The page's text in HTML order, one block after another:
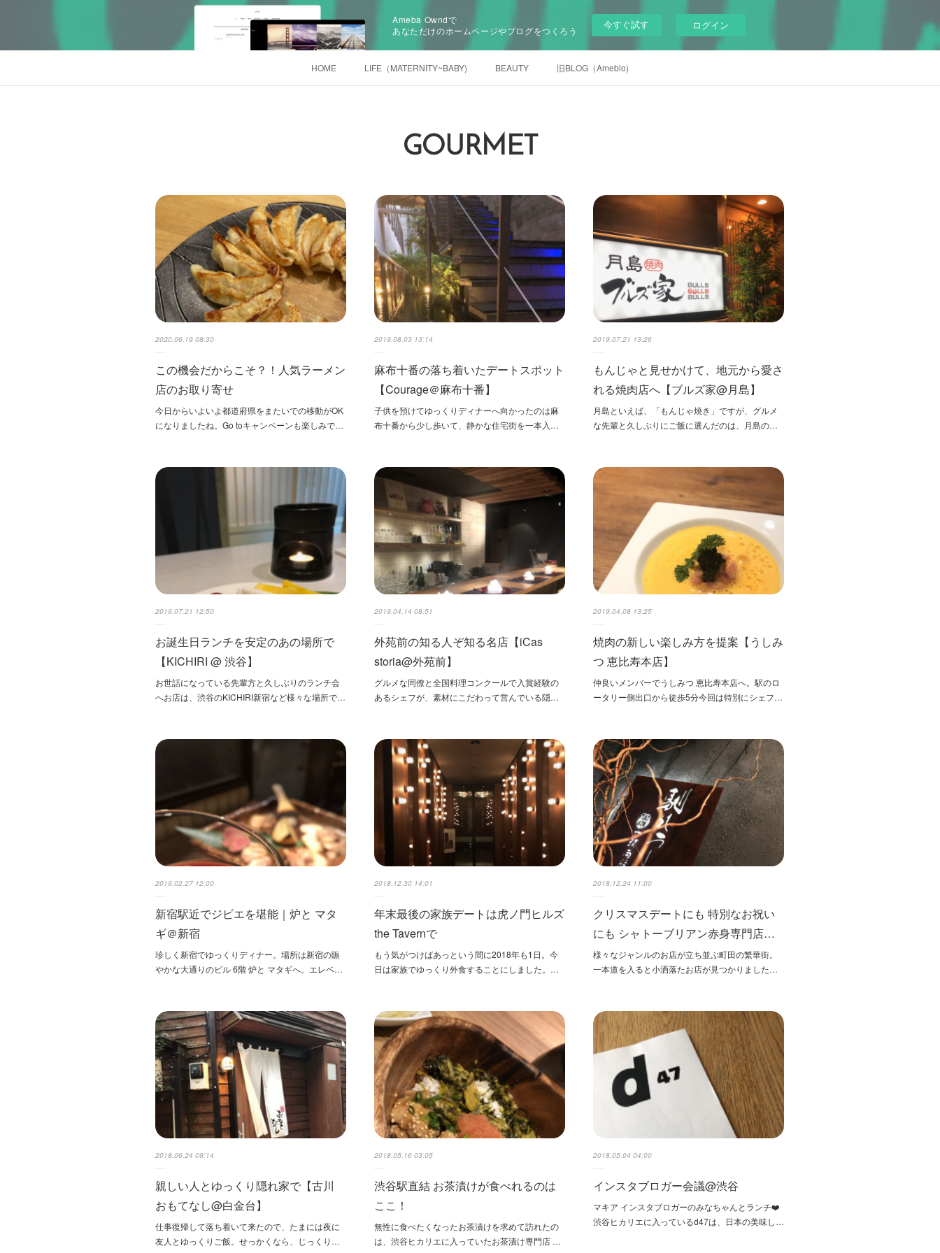
Ameba Owndで
あなただけのホームページやブログをつくろう
今すぐ試す ログイン
HOME LIFE（MATERNITY~BABY) BEAUTY 旧BLOG（Ameblo)
GOURMET
2020.06.19 08:30
この機会だからこそ？！人気ラーメン
店のお取り寄せ
今日からいよいよ都道府県をまたいでの移動がOK
になりましたね。Go toキャンペーンも楽しみで…
2019.08.03 13:14
麻布十番の落ち着いたデートスポット
【Courage＠麻布十番】
子供を預けてゆっくりディナーへ向かったのは麻
布十番から少し歩いて、静かな住宅街を一本入…
2019.07.21 13:26
もんじゃと見せかけて、地元から愛さ
れる焼肉店へ【ブルズ家@月島】
月島といえば、「もんじゃ焼き」ですが、グルメ
な先輩と久しぶりにご飯に選んだのは、月島の…
2019.07.21 12:50
お誕生日ランチを安定のあの場所で
【KICHIRI @ 渋谷】
お世話になっている先輩方と久しぶりのランチ会
へお店は、渋谷のKICHIRI新宿など様々な場所で…
2019.04.14 08:51
外苑前の知る人ぞ知る名店【iCas
storia@外苑前】
グルメな同僚と全国料理コンクールで入賞経験の
あるシェフが、素材にこだわって営んでいる隠…
2019.04.08 13:25
焼肉の新しい楽しみ方を提案【うしみ
つ 恵比寿本店】
仲良いメンバーでうしみつ 恵比寿本店へ。駅のロ
ータリー側出口から徒歩5分今回は特別にシェフ…
2019.02.27 12:00
新宿駅近でジビエを堪能｜炉と マタ
ギ＠新宿
珍しく新宿でゆっくりディナー。場所は新宿の賑
やかな大通りのビル 6階 炉と マタギへ。エレベ…
2018.12.30 14:01
年末最後の家族デートは虎ノ門ヒルズ
the Tavernで
もう気がつけばあっという間に2018年も1日。今
日は家族でゆっくり外食することにしました。…
2018.12.24 11:00
クリスマスデートにも 特別なお祝い
にも シャトーブリアン赤身専門店…
様々なジャンルのお店が立ち並ぶ町田の繁華街。
一本道を入ると小洒落たお店が見つかりました…
2018.06.24 09:14
親しい人とゆっくり隠れ家で【古川
おもてなし@白金台】
仕事復帰して落ち着いて来たので、たまには夜に
友人とゆっくりご飯。せっかくなら、じっくり…
2018.05.16 03:05
渋谷駅直結 お茶漬けが食べれるのは
ここ！
無性に食べたくなったお茶漬けを求めて訪れたの
は、渋谷ヒカリエに入っていたお茶漬け専門店 …
2018.05.04 04:00
インスタブロガー会議@渋谷
マキア インスタブロガーのみなちゃんとランチ❤️
渋谷ヒカリエに入っているd47は、日本の美味し…